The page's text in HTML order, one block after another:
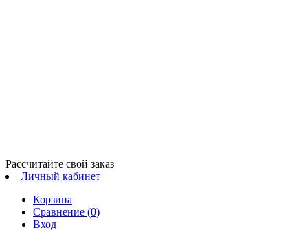
Рассчитайте свой заказ
Личный кабинет
Корзина
Сравнение (0)
Вход